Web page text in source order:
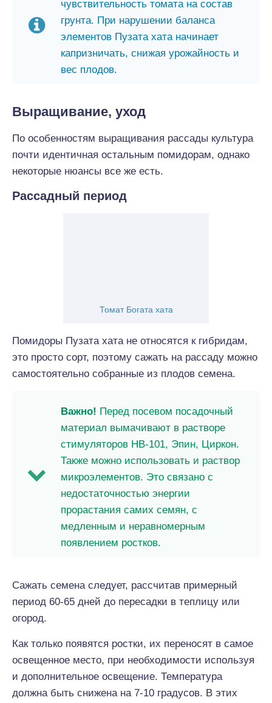
чувствительность томата на состав
грунта. При нарушении баланса
элементов Пузата хата начинает
капризничать, снижая урожайность и
вес плодов.
Выращивание, уход
По особенностям выращивания рассады культура
почти идентичная остальным помидорам, однако
некоторые нюансы все же есть.
Рассадный период
Томат Богата хата
Помидоры Пузата хата не относятся к гибридам,
это просто сорт, поэтому сажать на рассаду можно
самостоятельно собранные из плодов семена.
Важно! Перед посевом посадочный
материал вымачивают в растворе
стимуляторов НВ-101, Эпин, Циркон.
Также можно использовать и раствор
микроэлементов. Это связано с
недостаточностью энергии
прорастания самих семян, с
медленным и неравномерным
появлением ростков.
Сажать семена следует, рассчитав примерный
период 60-65 дней до пересадки в теплицу или
огород.
Как только появятся ростки, их переносят в самое
освещенное место, при необходимости используя
и дополнительное освещение. Температура
должна быть снижена на 7-10 градусов. В этих